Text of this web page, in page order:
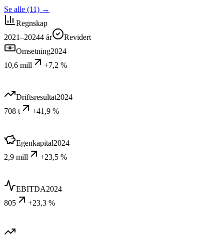
Se alle (11) →
Regnskap
2021–20244 år
Revidert
Omsetning2024
10,6 mill
+7,2 %
Driftsresultat2024
708 t
+41,9 %
Egenkapital2024
2,9 mill
+23,5 %
EBITDA2024
805
+23,3 %